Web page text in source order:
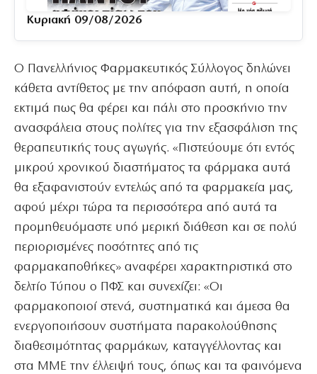
Κυριακή 09/08/2026
Ο Πανελλήνιος Φαρμακευτικός Σύλλογος δηλώνει
κάθετα αντίθετος με την απόφαση αυτή, η οποία
εκτιμά πως θα φέρει και πάλι στο προσκήνιο την
ανασφάλεια στους πολίτες για την εξασφάλιση της
θεραπευτικής τους αγωγής. «Πιστεύουμε ότι εντός
μικρού χρονικού διαστήματος τα φάρμακα αυτά
θα εξαφανιστούν εντελώς από τα φαρμακεία μας,
αφού μέχρι τώρα τα περισσότερα από αυτά τα
προμηθευόμαστε υπό μερική διάθεση και σε πολύ
περιορισμένες ποσότητες από τις
φαρμακαποθήκες» αναφέρει χαρακτηριστικά στο
δελτίο Τύπου ο ΠΦΣ και συνεχίζει: «Οι
φαρμακοποιοί στενά, συστηματικά και άμεσα θα
ενεργοποιήσουν συστήματα παρακολούθησης
διαθεσιμότητας φαρμάκων, καταγγέλλοντας και
στα ΜΜΕ την έλλειψή τους, όπως και τα φαινόμενα